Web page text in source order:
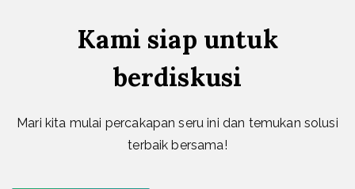
Kami siap untuk
berdiskusi
Mari kita mulai percakapan seru ini dan temukan solusi
terbaik bersama!